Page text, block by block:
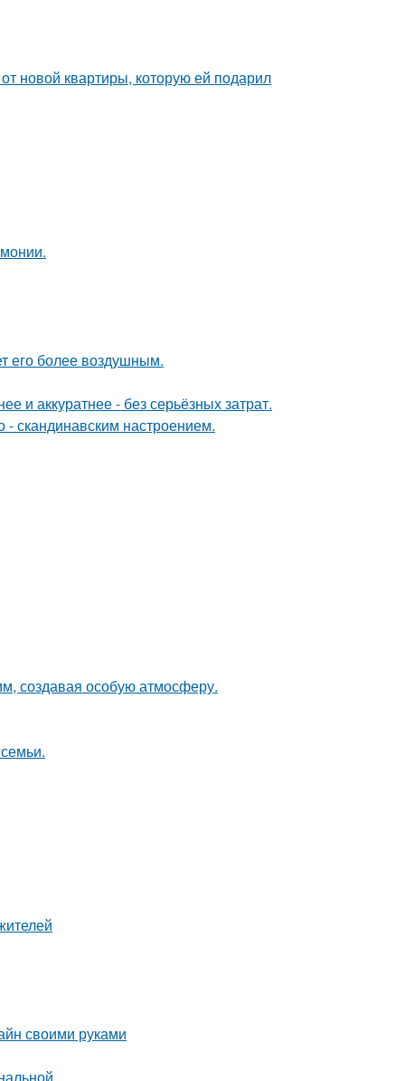
новой квартиры, которую ей подарил
его более воздушным.
и аккуратнее - без серьёзных затрат.
скандинавским настроением.
создавая особую атмосферу.
своими руками